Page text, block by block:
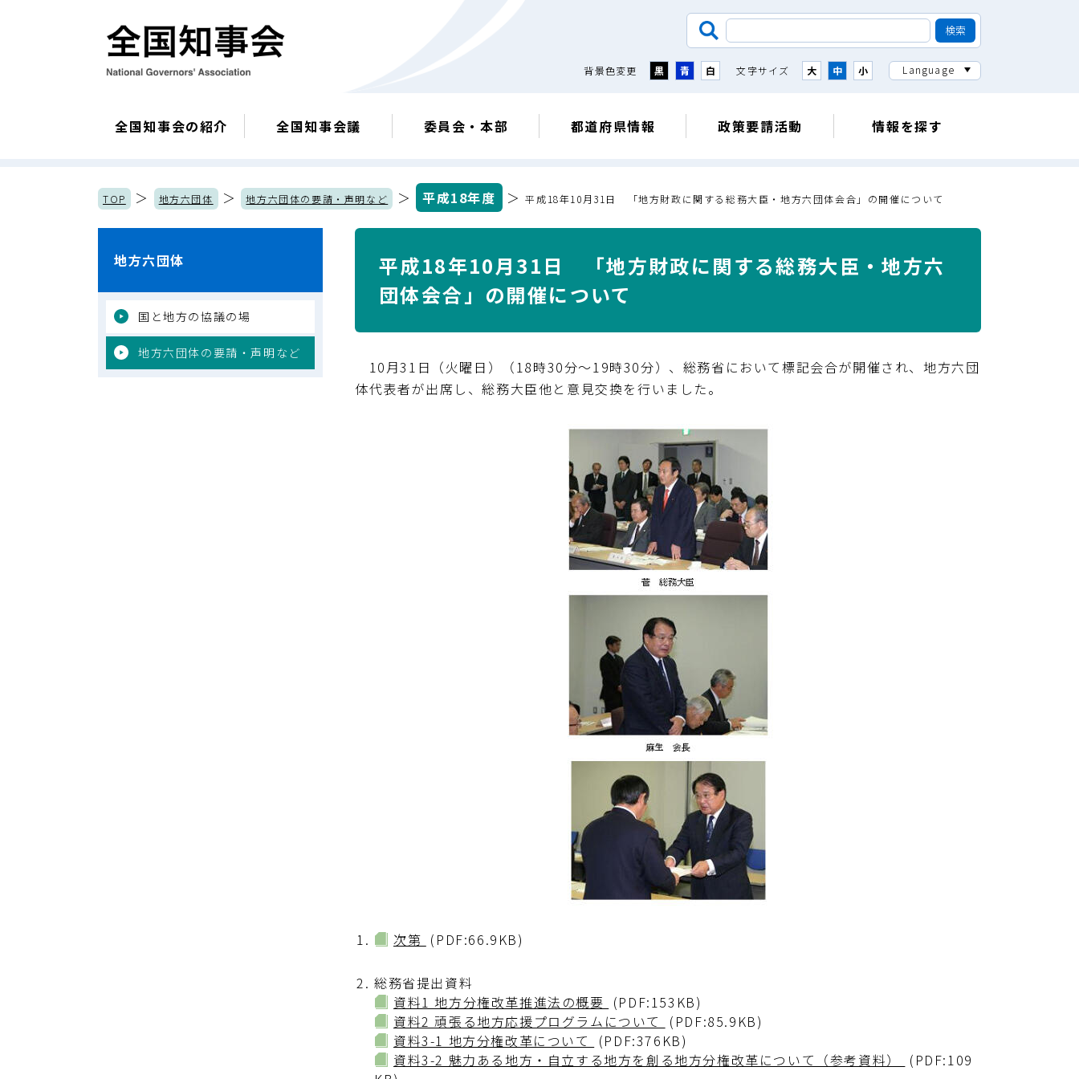
背景色変更 黒 青 白 文字サイズ 大 中 小 Language
全国知事会の紹介 全国知事会議 委員会・本部 都道府県情報 政策要請活動 情報を探す
TOP ＞ 地方六団体 ＞ 地方六団体の要請・声明など ＞ 平成18年度 ＞平成18年10月31日 「地方財政に関する総務大臣・地方六団体会合」の開催について
平成18年10月31日 「地方財政に関する総務大臣・地方六
団体会合」の開催について
10月31日（火曜日）（18時30分～19時30分）、総務省において標記会合が開催され、地方六団
体代表者が出席し、総務大臣他と意見交換を行いました。
次第 (PDF:66.9KB)
総務省提出資料
資料1 地方分権改革推進法の概要 (PDF:153KB)
資料2 頑張る地方応援プログラムについて
(PDF:85.9KB)
資料3-1 地方分権改革について
(PDF:376KB)
資料3-2 魅力ある地方・自立する地方を創る地方分権改革について（参考資料）
(PDF:109
地方六団体
国と地方の協議の場
地方六団体の要請・声明など